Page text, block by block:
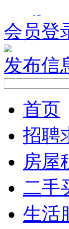
会员登
发布信
首页
招聘
房屋
二手
生活